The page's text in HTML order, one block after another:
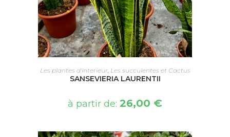
CHOIX DES OPTIONS
Les plantes d'interieur, Les succulentes et Cactus
SANSEVIERIA LAURENTII
à partir de: 26,00 €